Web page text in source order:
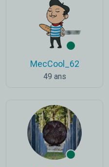
MecCool_62
49 ans